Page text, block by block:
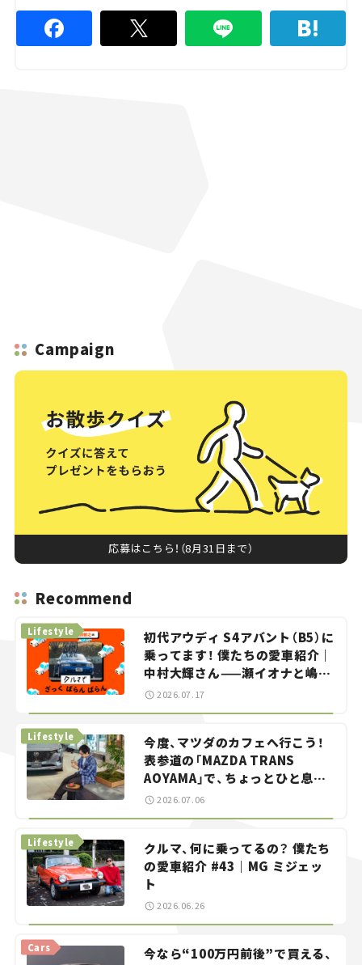
Campaign
応募はこちら！（8月31日まで）
Recommend
初代アウディ S4アバント（B5）に
乗ってます！ 僕たちの愛車紹介｜
中村大輝さん——瀬イオナと嶋田
智之の「クルマでざっくばらんば
Lifestyle
2026.07.17
今度、マツダのカフェへ行こう！
表参道の「MAZDA TRANS
AOYAMA」で、ちょっとひと息。
——連載｜CCGとクルマでどうす
る？＜第13回＞
Lifestyle
2026.07.06
クルマ、何に乗ってるの？ 僕たち
の愛車紹介 #43｜MG ミジェッ
ト
Lifestyle
2026.06.26
今なら“100万円前後”で買える、
Cars